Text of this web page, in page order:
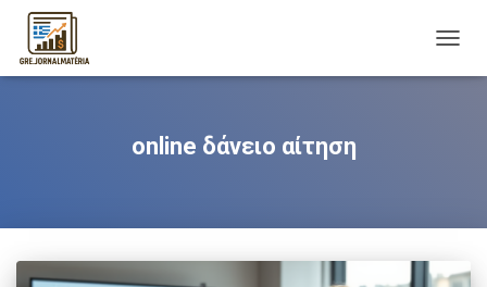
online δάνειο αίτηση